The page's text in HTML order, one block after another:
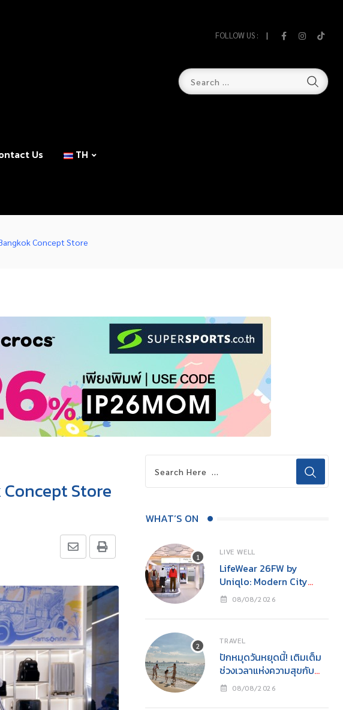
FOLLOW US :
Us TH
Concept Store
Store
WHAT’S ON
LIVE WELL
LifeWear 26FW by
Uniqlo: Modern City
Feelings – Bangkok
08/08/2026
TRAVEL
ปักหมุดวันหยุดนี้! เติมเต็ม
ช่วงเวลาแห่งความสุขกับ
ครอบครัว
08/08/2026